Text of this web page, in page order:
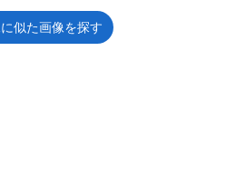
似た画像を探す